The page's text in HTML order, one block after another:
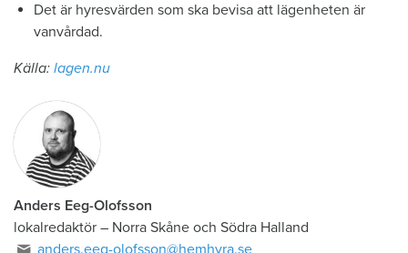
Det är hyresvärden som ska bevisa att lägenheten är
vanvårdad.
Källa: lagen.nu
Anders Eeg-Olofsson
lokalredaktör – Norra Skåne och Södra Halland